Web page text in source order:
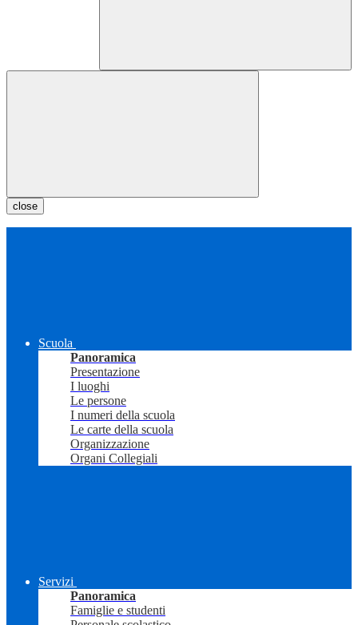
close
Scuola
Panoramica
Presentazione
I luoghi
Le persone
I numeri della scuola
Le carte della scuola
Organizzazione
Organi Collegiali
Servizi
Panoramica
Famiglie e studenti